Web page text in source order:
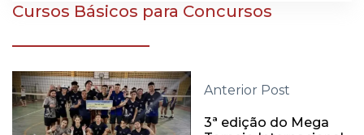
Cursos Básicos para Concursos
Anterior Post
3ª edição do Mega